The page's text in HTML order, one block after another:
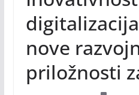
nove
priložnosti